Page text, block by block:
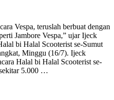
Vespa, teruslah berbuat dengan
Jambore Vespa,” ujar Ijeck
bi Halal Scooterist se-Sumut
Minggu (16/7). Ijeck
Halal bi Halal Scooterist se-
5.000 …